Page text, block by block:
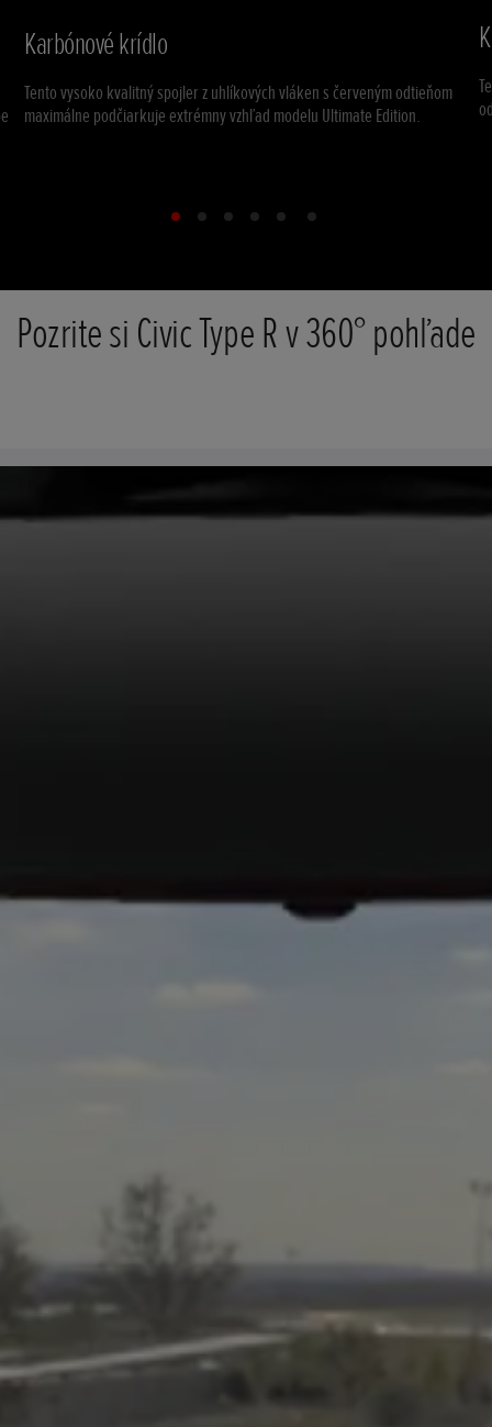
Karbónové krídlo
Tento vysoko kvalitný spojler z uhlíkových vláken s červeným odtieňom
maximálne podčiarkuje extrémny vzhľad modelu Ultimate Edition.
Pozrite si Civic Type R v 360° pohľade